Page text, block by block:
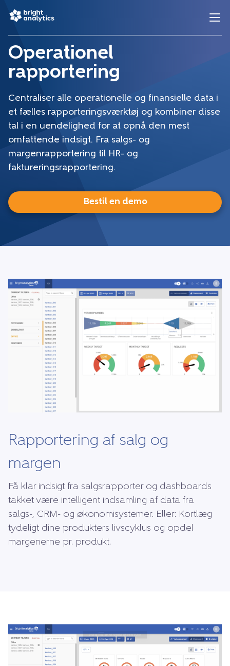
Operationel
rapportering
Centraliser alle operationelle og finansielle data i
et fælles rapporteringsværktøj og kombiner disse
tal i en uendelighed for at opnå den mest
omfattende indsigt. Fra salgs- og
margenrapportering til HR- og
faktureringsrapportering.
Bestil en demo
Rapportering af salg og
margen
Få klar indsigt fra salgsrapporter og dashboards
takket være intelligent indsamling af data fra
salgs-, CRM- og økonomisystemer. Eller: Kortlæg
tydeligt dine produkters livscyklus og opdel
margenerne pr. produkt.